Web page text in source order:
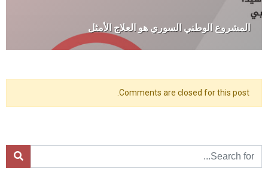
المشروع الوطني السوري هو العلاج الأمثل
Comments are closed for this post.